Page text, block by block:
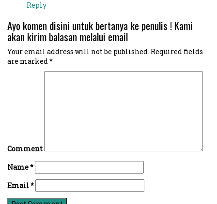
Reply
Ayo komen disini untuk bertanya ke penulis ! Kami
akan kirim balasan melalui email
Your email address will not be published. Required fields
are marked*
Comment
Name*
Email*